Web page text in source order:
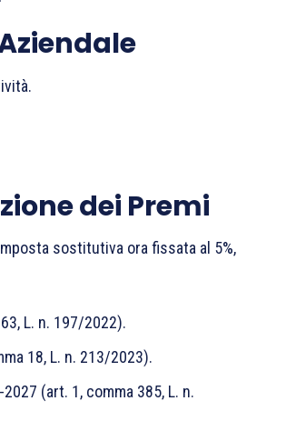
dei Premi
sostitutiva ora fissata al 5%,
L. n. 197/2022).
18, L. n. 213/2023).
(art. 1, comma 385, L. n.